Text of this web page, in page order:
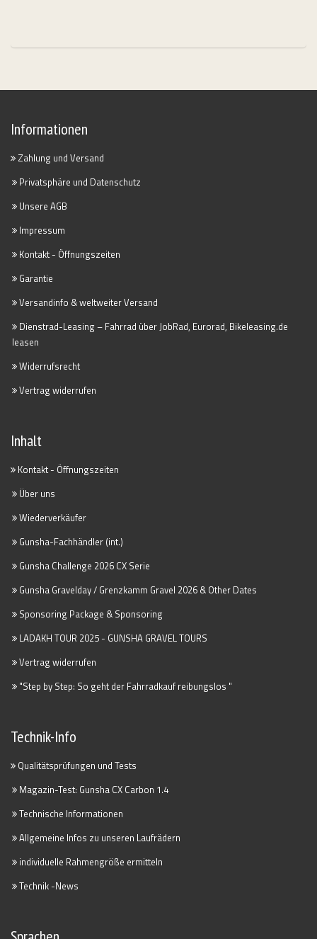
Informationen
Zahlung und Versand
Privatsphäre und Datenschutz
Unsere AGB
Impressum
Kontakt - Öffnungszeiten
Garantie
Versandinfo & weltweiter Versand
Dienstrad-Leasing – Fahrrad über JobRad, Eurorad, Bikeleasing.de
leasen
Widerrufsrecht
Vertrag widerrufen
Inhalt
Kontakt - Öffnungszeiten
Über uns
Wiederverkäufer
Gunsha-Fachhändler (int.)
Gunsha Challenge 2026 CX Serie
Gunsha Gravelday / Grenzkamm Gravel 2026 & Other Dates
Sponsoring Package & Sponsoring
LADAKH TOUR 2025 - GUNSHA GRAVEL TOURS
Vertrag widerrufen
"Step by Step: So geht der Fahrradkauf reibungslos "
Technik-Info
Qualitätsprüfungen und Tests
Magazin-Test: Gunsha CX Carbon 1.4
Technische Informationen
Allgemeine Infos zu unseren Laufrädern
individuelle Rahmengröße ermitteln
Technik -News